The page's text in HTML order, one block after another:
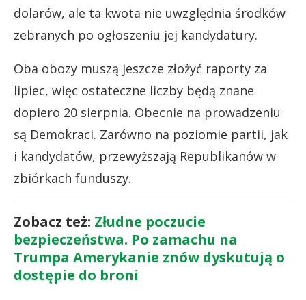
dolarów, ale ta kwota nie uwzględnia środków
zebranych po ogłoszeniu jej kandydatury.
Oba obozy muszą jeszcze złożyć raporty za
lipiec, więc ostateczne liczby będą znane
dopiero 20 sierpnia. Obecnie na prowadzeniu
są Demokraci. Zarówno na poziomie partii, jak
i kandydatów, przewyższają Republikanów w
zbiórkach funduszy.
Zobacz też: Złudne poczucie
bezpieczeństwa. Po zamachu na
Trumpa Amerykanie znów dyskutują o
dostępie do broni